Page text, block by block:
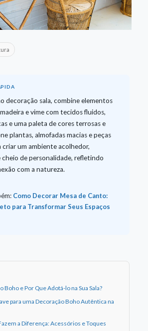
decoração sala, combine elementos
e vime com tecidos fluidos,
e uma paleta de cores terrosas e
plantas, almofadas macias e peças
criar um ambiente acolhedor,
de personalidade, refletindo
com a natureza.
Como Decorar Mesa de Canto:
para Transformar Seus Espaços
Boho e Por Que Adotá-lo na Sua Sala?
para uma Decoração Boho Autêntica na
a Diferença: Acessórios e Toques